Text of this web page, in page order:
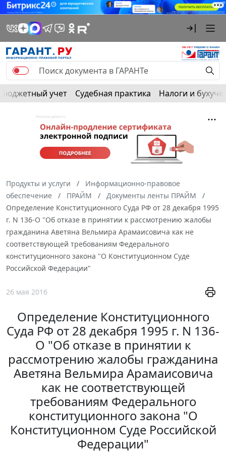
Бюджетный учет Судебная практика Налоги и
Продукты и услуги
Информационно-правовое
обеспечение
ПРАЙМ
Документы ленты ПРАЙМ
Определение Конституционного Суда РФ от 28 декабря 1995
г. N 136-О "Об отказе в принятии к рассмотрению жалобы
гражданина Аветяна Вельмира Арамаисовича как не
соответствующей требованиям Федерального
конституционного закона "О Конституционном Суде
Российской Федерации"
26 мая 2016
Определение Конституционного
Суда РФ от 28 декабря 1995 г. N 136-
О "Об отказе в принятии к
рассмотрению жалобы гражданина
Аветяна Вельмира Арамаисовича
как не соответствующей
требованиям Федерального
конституционного закона "О
Конституционном Суде Российской
Федерации"